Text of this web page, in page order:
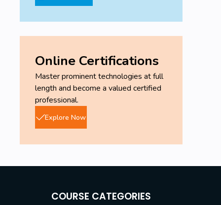
Online Certifications
Master prominent technologies at full
length and become a valued certified
professional.
Explore Now
COURSE CATEGORIES